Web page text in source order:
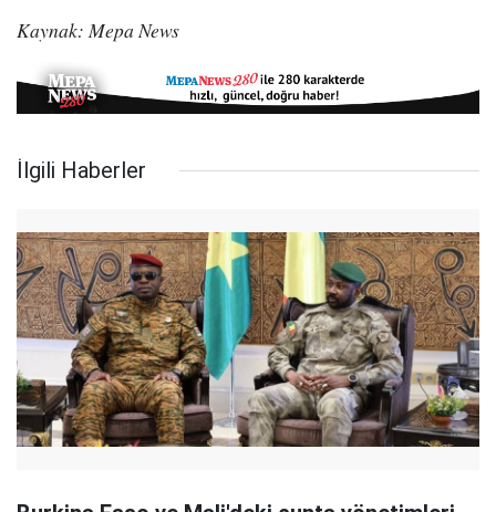
Kaynak: Mepa News
İlgili Haberler